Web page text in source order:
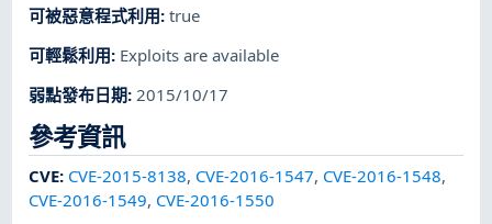
可被惡意程式利用:true
可輕鬆利用: Exploits are available
弱點發布日期:2015/10/17
參考資訊
CVE: CVE-2015-8138, CVE-2016-1547, CVE-2016-1548,
CVE-2016-1549, CVE-2016-1550